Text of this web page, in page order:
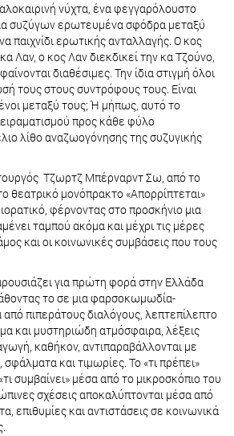
νύχτα, ένα φεγγαρόλουστο
συζύγων ερωτευμένα σφόδρα μεταξύ
παιχνίδι ερωτικής ανταλλαγής. Ο κος
Λαν, ο κος Λαν διεκδικεί την κα Τζούνο,
διαθέσιμες. Την ίδια στιγμή όλοι
τους στους συντρόφους τους. Είναι
μεταξύ τους; Ή μήπως, αυτό το
προς κάθε φύλο
λίθο αναζωογόνησης της συζυγικής
Τζωρτζ Μπέρναρντ Σω, από το
θεατρικό μονόπρακτο «Απορρίπτεται»
φέρνοντας στο προσκήνιο μια
ταμπού ακόμα και μέχρι τις μέρες
και οι κοινωνικές συμβάσεις που τους
για πρώτη φορά στην Ελλάδα
το σε μια φαρσοκωμωδία-
από πιπεράτους διαλόγους, λεπτεπίλεπτο
και μυστηριώδη ατμόσφαιρα, λέξεις
καθήκον, αντιπαραβάλλονται με
και τιμωρίες. Το «τι πρέπει»
συμβαίνει» μέσα από το μικροσκόπιο του
σχέσεις αποκαλύπτονται μέσα από
επιθυμίες και αντιστάσεις σε κοινωνικά